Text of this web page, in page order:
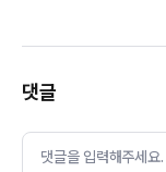
댓글
댓글을 입력해주세요.